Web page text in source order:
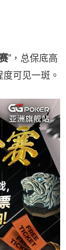
”，总保底高
可见一斑。